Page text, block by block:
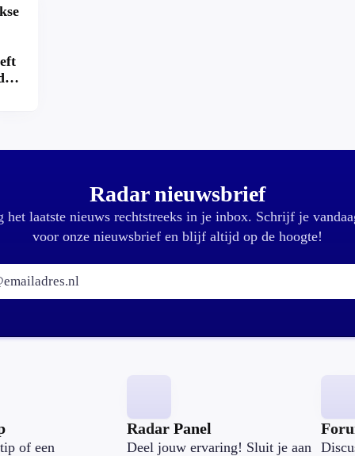
Radar nieuwsbrief
het laatste nieuws rechtstreeks in je inbox. Schrijf je
voor onze nieuwsbrief en blijf altijd op de hoogte!
E-mailadres:
of een
Radar Panel
Deel jouw ervaring! Sluit je aan